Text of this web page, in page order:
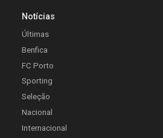
Notícias
Últimas
Benfica
FC Porto
Sporting
Seleção
Nacional
Internacional